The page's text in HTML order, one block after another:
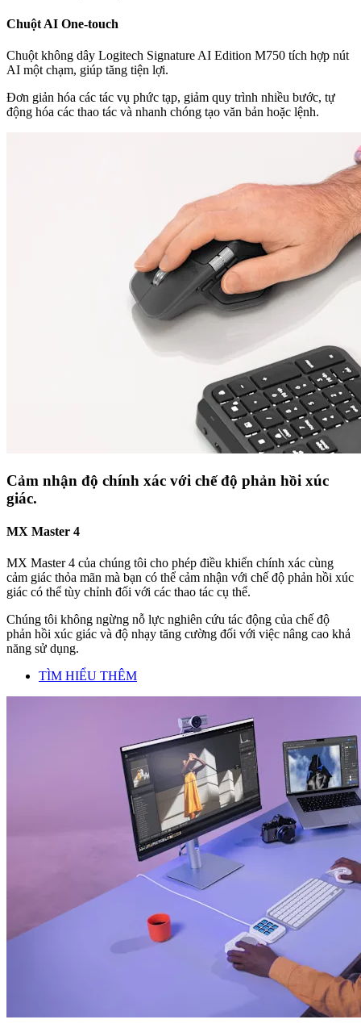
Chuột AI One-touch
Chuột không dây Logitech Signature AI Edition M750 tích hợp nút
AI một chạm, giúp tăng tiện lợi.
Đơn giản hóa các tác vụ phức tạp, giảm quy trình nhiều bước, tự
động hóa các thao tác và nhanh chóng tạo văn bản hoặc lệnh.
Cảm nhận độ chính xác với chế độ phản hồi xúc
giác.
MX Master 4
MX Master 4 của chúng tôi cho phép điều khiển chính xác cùng
cảm giác thỏa mãn mà bạn có thể cảm nhận với chế độ phản hồi xúc
giác có thể tùy chỉnh đối với các thao tác cụ thể.
Chúng tôi không ngừng nỗ lực nghiên cứu tác động của chế độ
phản hồi xúc giác và độ nhạy tăng cường đối với việc nâng cao khả
năng sử dụng.
TÌM HIỂU THÊM